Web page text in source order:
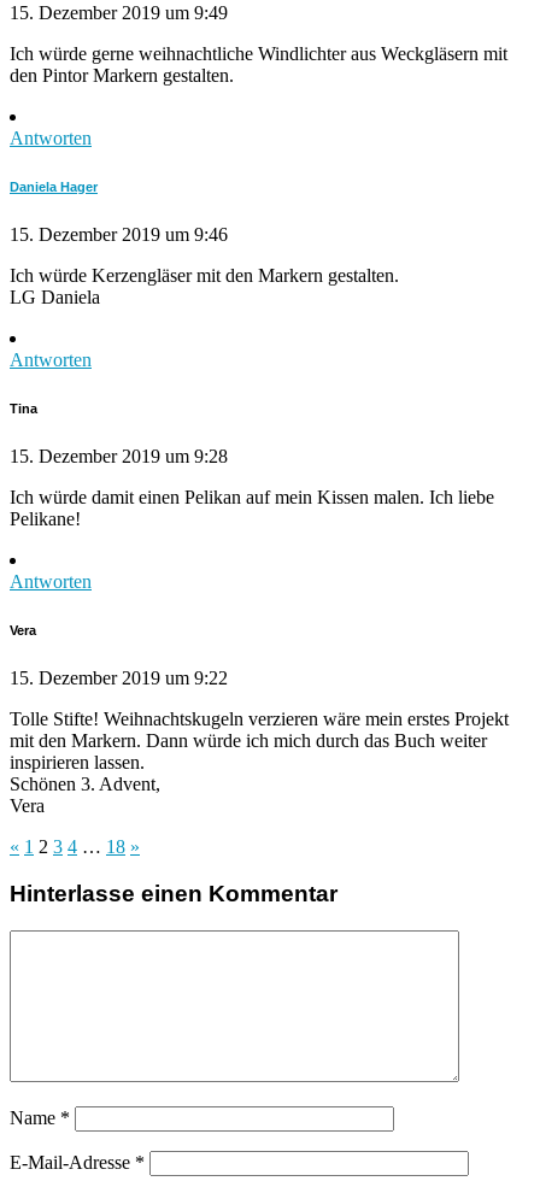
15. Dezember 2019 um 9:49
Ich würde gerne weihnachtliche Windlichter aus Weckgläsern mit
den Pintor Markern gestalten.
Antworten
Daniela Hager
15. Dezember 2019 um 9:46
Ich würde Kerzengläser mit den Markern gestalten.
LG Daniela
Antworten
Tina
15. Dezember 2019 um 9:28
Ich würde damit einen Pelikan auf mein Kissen malen. Ich liebe
Pelikane!
Antworten
Vera
15. Dezember 2019 um 9:22
Tolle Stifte! Weihnachtskugeln verzieren wäre mein erstes Projekt
mit den Markern. Dann würde ich mich durch das Buch weiter
inspirieren lassen.
Schönen 3. Advent,
Vera
« 1 2 3 4 … 18 »
Hinterlasse einen Kommentar
Name *
E-Mail-Adresse *